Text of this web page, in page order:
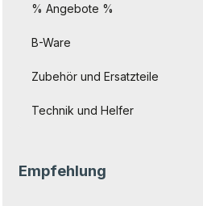
% Angebote %
B-Ware
Zubehör und Ersatzteile
Technik und Helfer
Produktgalerie überspringen
Empfehlung